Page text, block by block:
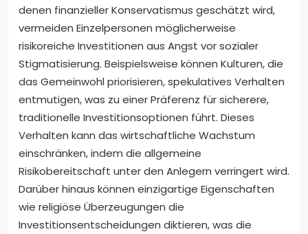
denen finanzieller Konservatismus geschätzt wird,
vermeiden Einzelpersonen möglicherweise
risikoreiche Investitionen aus Angst vor sozialer
Stigmatisierung. Beispielsweise können Kulturen, die
das Gemeinwohl priorisieren, spekulatives Verhalten
entmutigen, was zu einer Präferenz für sicherere,
traditionelle Investitionsoptionen führt. Dieses
Verhalten kann das wirtschaftliche Wachstum
einschränken, indem die allgemeine
Risikobereitschaft unter den Anlegern verringert wird.
Darüber hinaus können einzigartige Eigenschaften
wie religiöse Überzeugungen die
Investitionsentscheidungen diktieren, was die